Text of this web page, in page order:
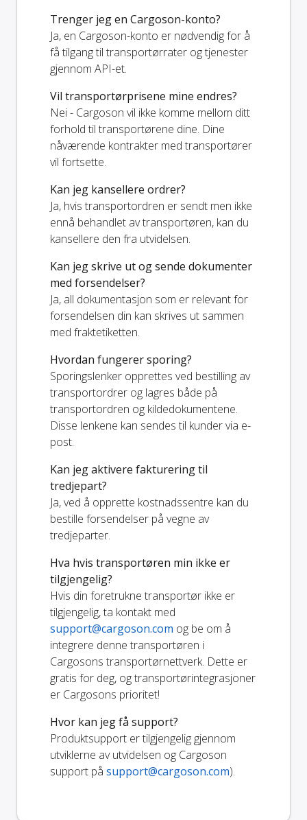
Trenger jeg en Cargoson-konto?
Ja, en Cargoson-konto er nødvendig for å
få tilgang til transportørrater og tjenester
gjennom API-et.
Vil transportørprisene mine endres?
Nei - Cargoson vil ikke komme mellom ditt
forhold til transportørene dine. Dine
nåværende kontrakter med transportører
vil fortsette.
Kan jeg kansellere ordrer?
Ja, hvis transportordren er sendt men ikke
ennå behandlet av transportøren, kan du
kansellere den fra utvidelsen.
Kan jeg skrive ut og sende dokumenter
med forsendelser?
Ja, all dokumentasjon som er relevant for
forsendelsen din kan skrives ut sammen
med fraktetiketten.
Hvordan fungerer sporing?
Sporingslenker opprettes ved bestilling av
transportordrer og lagres både på
transportordren og kildedokumentene.
Disse lenkene kan sendes til kunder via e-
post.
Kan jeg aktivere fakturering til
tredjepart?
Ja, ved å opprette kostnadssentre kan du
bestille forsendelser på vegne av
tredjeparter.
Hva hvis transportøren min ikke er
tilgjengelig?
Hvis din foretrukne transportør ikke er
tilgjengelig, ta kontakt med
support@cargoson.com og be om å
integrere denne transportøren i
Cargosons transportørnettverk. Dette er
gratis for deg, og transportørintegrasjoner
er Cargosons prioritet!
Hvor kan jeg få support?
Produktsupport er tilgjengelig gjennom
utviklerne av utvidelsen og Cargoson
support på support@cargoson.com).